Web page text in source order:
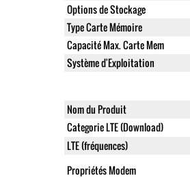
Options de Stockage
Type Carte Mémoire
Capacité Max. Carte Mem
Système d'Exploitation
Nom du Produit
Categorie LTE (Download)
LTE (fréquences)
Propriétés Modem